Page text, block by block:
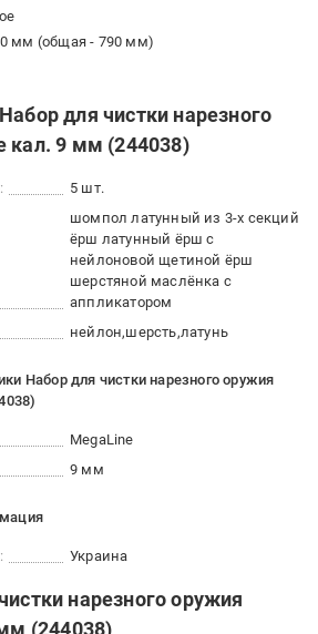
мм (общая - 790 мм)
для чистки нарезного
кал. 9 мм (244038)
5 шт.
шомпол латунный из 3-х секций
ёрш латунный ёрш с
нейлоновой щетиной ёрш
шерстяной маслёнка с
аппликатором
нейлон шерсть латунь
Набор для чистки нарезного оружия
MegaLine
9 мм
Украина
нарезного оружия
(244038)